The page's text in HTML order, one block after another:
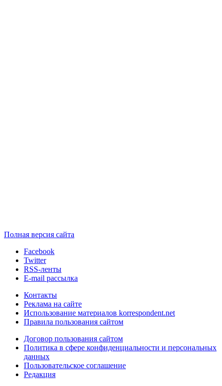
Полная версия сайта
Facebook
Twitter
RSS-ленты
E-mail рассылка
Контакты
Реклама на сайте
Использование материалов korrespondent.net
Правила пользования сайтом
Договор пользования сайтом
Политика в сфере конфиденциальности и персональных
данных
Пользовательское соглашение
Редакция